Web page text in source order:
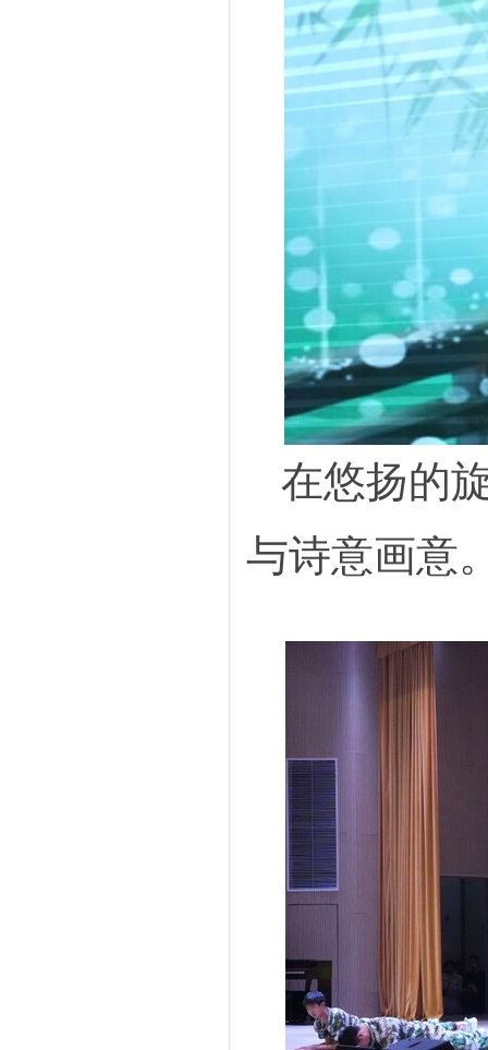
在悠扬的
与诗意画意